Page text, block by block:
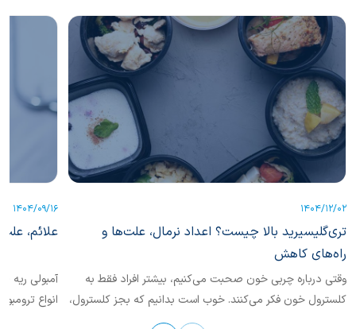
1404/12/02
تری‌گلیسیرید بالا چیست؟ اعداد نرمال، علت‌ها و
راه‌های کاهش
وقتی درباره چربی خون صحبت می‌کنیم، بیشتر افراد فقط به
کلسترول خون فکر می‌کنند. خوب است بدانیم که بجز کلسترول،
یکی دیگر از انواع چربی خون نیز حائز اهمیت است که
1404/09/16
علائم،
انواع